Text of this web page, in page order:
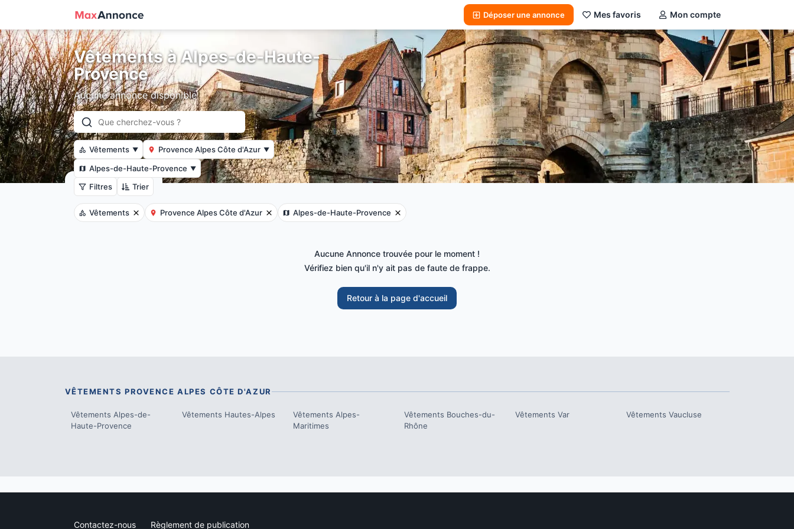
Déposer une annonce Mes favoris Mon compte
Vêtements à Alpes-de-Haute-
Provence
Aucune annonce disponible
Vêtements ▼ Provence Alpes Côte d'Azur ▼
Alpes-de-Haute-Provence ▼
Filtres Trier
Vêtements Provence Alpes Côte d'Azur Alpes-de-Haute-Provence
Aucune Annonce trouvée pour le moment !
Vérifiez bien qu'il n'y ait pas de faute de frappe.
Retour à la page d'accueil
VÊTEMENTS PROVENCE ALPES CÔTE D'AZUR
Vêtements Alpes-de-
Haute-Provence
Vêtements Hautes-Alpes Vêtements Alpes-
Maritimes
Vêtements Bouches-du-
Rhône
Vêtements Var Vêtements Vaucluse
Contactez-nous Règlement de publication